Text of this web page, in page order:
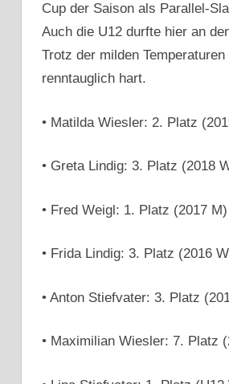
Cup der Saison als Parallel-
Auch die U12 durfte hier an
Trotz der milden
renntauglich hart.
• Matilda Wiesler: 2. Platz
• Greta Lindig: 3. Platz (2018
• Fred Weigl: 1. Platz (2017 M)
• Frida Lindig: 3. Platz (2016
• Anton Stiefvater: 3. Platz
• Maximilian Wiesler: 7. Platz